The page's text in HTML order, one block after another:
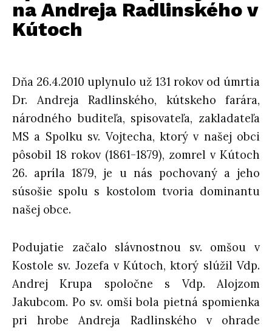
na Andreja Radlinského v
Kútoch
Dňa 26.4.2010 uplynulo už 131 rokov od úmrtia
Dr. Andreja Radlinského, kútskeho farára,
národného buditeľa, spisovateľa, zakladateľa
MS a Spolku sv. Vojtecha, ktorý v našej obci
pôsobil 18 rokov (1861-1879), zomrel v Kútoch
26. apríla 1879, je u nás pochovaný a jeho
súsošie spolu s kostolom tvoria dominantu
našej obce.
Podujatie začalo slávnostnou sv. omšou v
Kostole sv. Jozefa v Kútoch, ktorý slúžil Vdp.
Andrej Krupa spoločne s Vdp. Alojzom
Jakubcom. Po sv. omši bola pietná spomienka
pri hrobe Andreja Radlinského v ohrade